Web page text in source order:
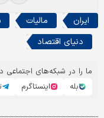
ایران مالیات
دنیای اقتصاد
ما را در شبکه‌های اجتماعی
بله
اینستاگرم